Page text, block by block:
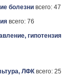
болезни всего: 47
всего: 76
гипотензия
ЛФК всего: 25